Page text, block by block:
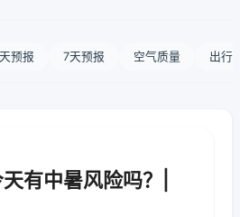
预报 7天预报 空气质量 出行
有中暑风险吗？|